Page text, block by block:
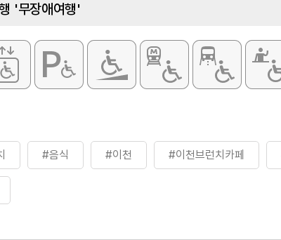
'무장애여행'
#음식 #이천 #이천브런치카페